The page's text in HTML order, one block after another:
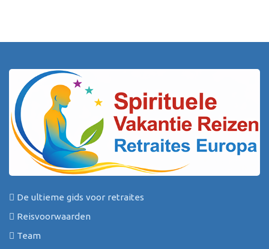
De ultieme gids voor retraites
Reisvoorwaarden
Team